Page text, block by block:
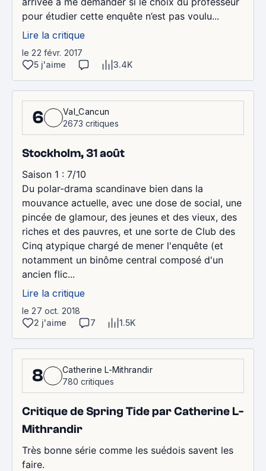
pour étudier cette enquête n’est pas voulu...
Lire la critique
le 22 févr. 2017
5 j'aime
3.4K
6
Val_Cancun
2673 critiques
Stockholm, 31 août
Saison 1 : 7/10
Du polar-drama scandinave bien dans la
mouvance actuelle, avec une dose de social, une
pincée de glamour, des jeunes et des vieux, des
riches et des pauvres, et une sorte de Club des
Cinq atypique chargé de mener l'enquête (et
notamment un binôme central composé d'un
ancien flic...
Lire la critique
le 27 oct. 2018
2 j'aime
7 1.5K
8
Catherine L-Mithrandir
780 critiques
Critique de Spring Tide par Catherine L-
Mithrandir
Très bonne série comme les suédois savent les
faire.